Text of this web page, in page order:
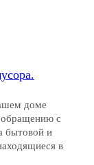
доме
обращению с
бытовой и
в